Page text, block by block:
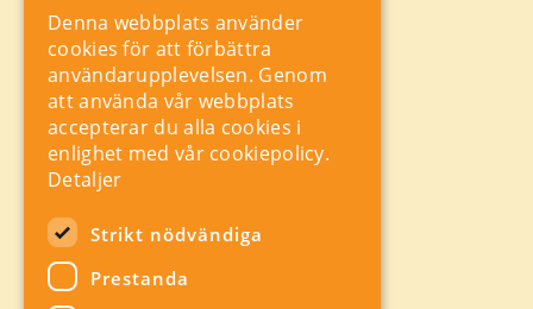
Kontakt
Storgatan 19, Box 5501,
114 85 Stockholm
Orgnr: 556625 – 8389
rad@industriarbetsgivarna.se
Rådgivning:08-762 67 70
Växel:08-762 67 55
Hitta snabbt
A-Ö
Denna webbplats använder
cookies för att förbättra
användarupplevelsen. Genom
att använda vår webbplats
accepterar du alla cookies i
enlighet med vår cookiepolicy.
Detaljer
Strikt nödvändiga
Prestanda